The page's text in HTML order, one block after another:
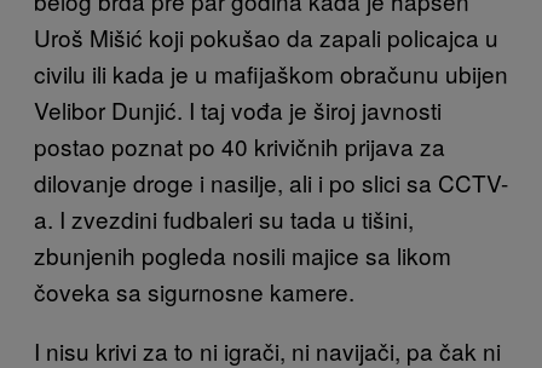
Uroš Mišić koji pokušao da zapali policajca u
civilu ili kada je u mafijaškom obračunu ubijen
Velibor Dunjić. I taj vođa je široj javnosti
postao poznat po 40 krivičnih prijava za
dilovanje droge i nasilje, ali i po slici sa CCTV-
a. I zvezdini fudbaleri su tada u tišini,
zbunjenih pogleda nosili majice sa likom
čoveka sa sigurnosne kamere.
I nisu krivi za to ni igrači, ni navijači, pa čak ni